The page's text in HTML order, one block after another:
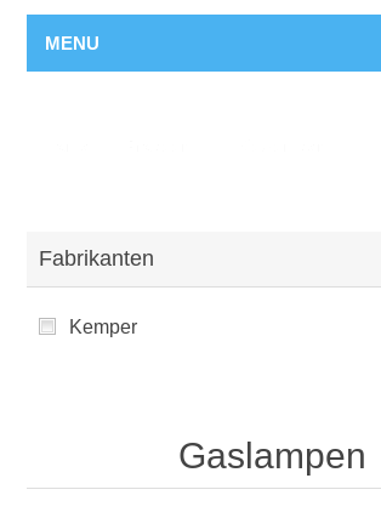
MENU
Fabrikanten
Kemper
Gaslampen